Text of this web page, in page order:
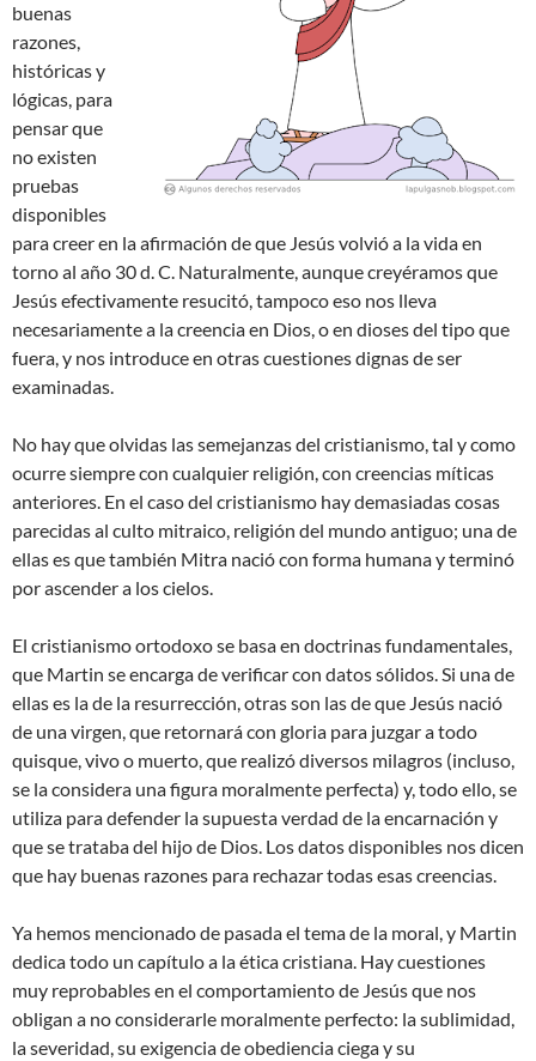
buenas
razones,
históricas y
lógicas, para
pensar que
no existen
pruebas
disponibles
para creer en la afirmación de que Jesús volvió a la vida en
torno al año 30 d. C. Naturalmente, aunque creyéramos que
Jesús efectivamente resucitó, tampoco eso nos lleva
necesariamente a la creencia en Dios, o en dioses del tipo que
fuera, y nos introduce en otras cuestiones dignas de ser
examinadas.
No hay que olvidas las semejanzas del cristianismo, tal y como
ocurre siempre con cualquier religión, con creencias míticas
anteriores. En el caso del cristianismo hay demasiadas cosas
parecidas al culto mitraico, religión del mundo antiguo; una de
ellas es que también Mitra nació con forma humana y terminó
por ascender a los cielos.
El cristianismo ortodoxo se basa en doctrinas fundamentales,
que Martin se encarga de verificar con datos sólidos. Si una de
ellas es la de la resurrección, otras son las de que Jesús nació
de una virgen, que retornará con gloria para juzgar a todo
quisque, vivo o muerto, que realizó diversos milagros (incluso,
se la considera una figura moralmente perfecta) y, todo ello, se
utiliza para defender la supuesta verdad de la encarnación y
que se trataba del hijo de Dios. Los datos disponibles nos dicen
que hay buenas razones para rechazar todas esas creencias.
Ya hemos mencionado de pasada el tema de la moral, y Martin
dedica todo un capítulo a la ética cristiana. Hay cuestiones
muy reprobables en el comportamiento de Jesús que nos
obligan a no considerarle moralmente perfecto: la sublimidad,
la severidad, su exigencia de obediencia ciega y su